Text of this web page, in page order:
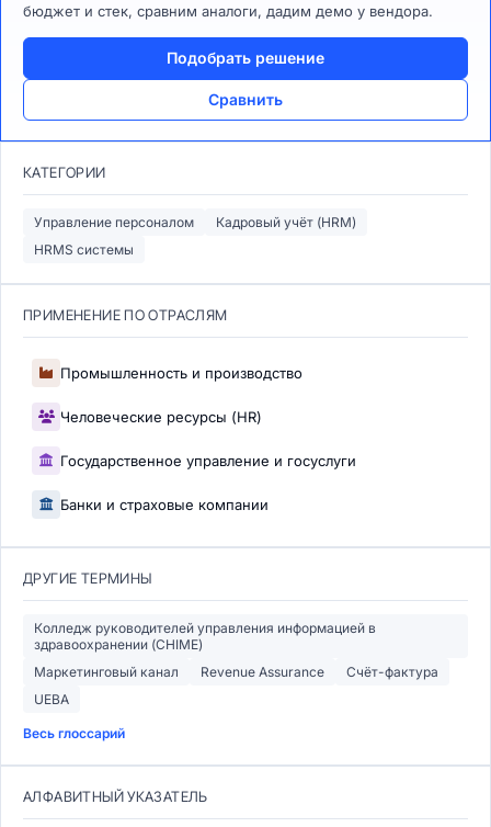
бюджет и стек, сравним аналоги, дадим демо у вендора.
Подобрать решение
Сравнить
КАТЕГОРИИ
Управление персоналом
Кадровый учёт (HRM)
HRMS системы
ПРИМЕНЕНИЕ ПО ОТРАСЛЯМ
Промышленность и производство
Человеческие ресурсы (HR)
Государственное управление и госуслуги
Банки и страховые компании
ДРУГИЕ ТЕРМИНЫ
Колледж руководителей управления информацией в
здравоохранении (CHIME)
Маркетинговый канал
Revenue Assurance
Счёт-фактура
UEBA
Весь глоссарий
АЛФАВИТНЫЙ УКАЗАТЕЛЬ